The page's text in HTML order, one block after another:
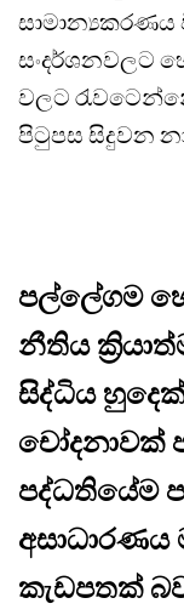
සාමාන්‍යකරණය
සංදර්ශනවලට
වලට
පිටුපස සිදුවන
පල්ලේගම
නීතිය
සිද්ධිය
චෝදනාවක්
පද්ධතියේම
කැඩපතක්